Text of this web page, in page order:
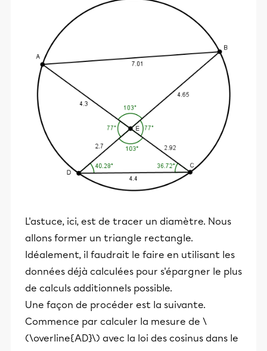
L'astuce, ici, est de tracer un diamètre. Nous
allons former un triangle rectangle.
Idéalement, il faudrait le faire en utilisant les
données déjà calculées pour s'épargner le plus
de calculs additionnels possible.
Une façon de procéder est la suivante.
Commence par calculer la mesure de \
(\overline{AD}\) avec la loi des cosinus dans le